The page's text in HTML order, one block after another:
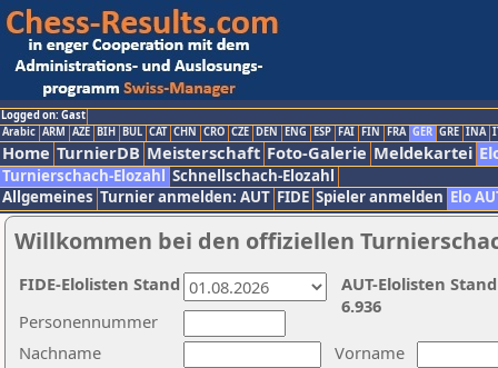
Logged on: Gast
Arabic ARM AZE BIH BUL CAT CHN CRO CZE DEN ENG ESP FAI FIN FRA GER GRE INA
Home TurnierDB Meisterschaft Foto-Galerie Meldekartei
Turnierschach-Elozahl Schnellschach-Elozahl
Allgemeines Turnier anmelden: AUT FIDE Spieler anmelden Elo
Willkommen bei den offiziellen
Nachname
Vorname
Personennummer
AUT-Elolisten
6.936
FIDE-Elolisten Stand